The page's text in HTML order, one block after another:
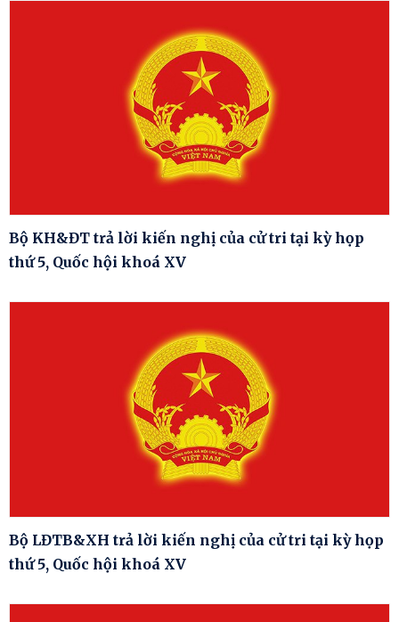
Bộ KH&ĐT trả lời kiến nghị của cử tri tại kỳ họp
thứ 5, Quốc hội khoá XV
Bộ LĐTB&XH trả lời kiến nghị của cử tri tại kỳ họp
thứ 5, Quốc hội khoá XV